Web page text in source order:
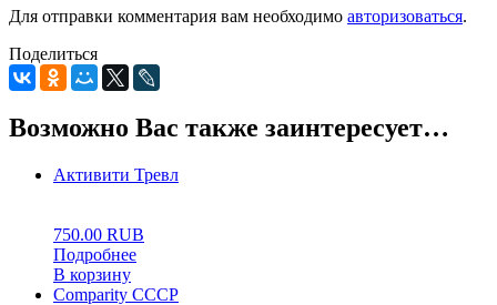
Для отправки комментария вам необходимо авторизоваться.
Поделиться
Возможно Вас также заинтересует…
Активити Тревл
750.00 RUB
Подробнее
В корзину
Comparity СССР